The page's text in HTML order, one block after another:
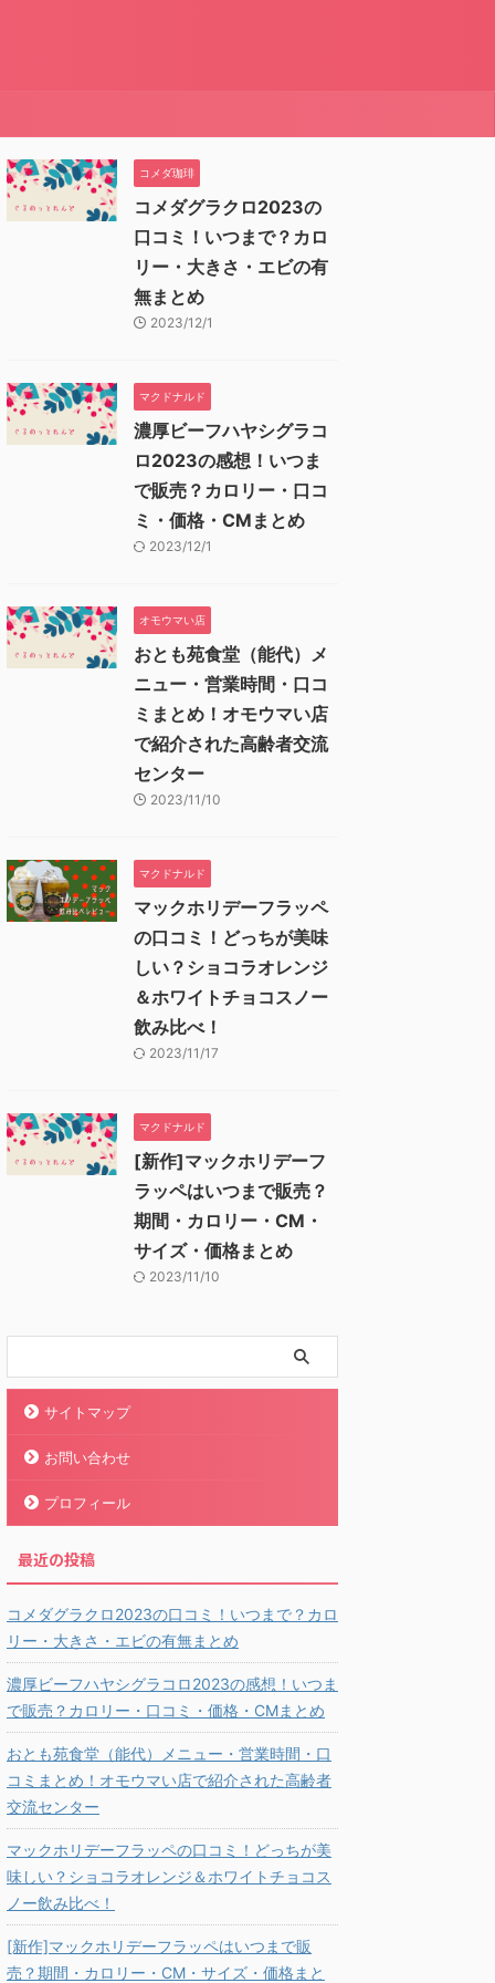
コメダ珈琲
コメダグラクロ2023の
口コミ！いつまで？カロ
リー・大きさ・エビの有
無まとめ
2023/12/1
マクドナルド
濃厚ビーフハヤシグラコ
ロ2023の感想！いつま
で販売？カロリー・口コ
ミ・価格・CMまとめ
2023/12/1
オモウマい店
おとも苑食堂（能代）メ
ニュー・営業時間・口コ
ミまとめ！オモウマい店
で紹介された高齢者交流
センター
2023/11/10
マクドナルド
マックホリデーフラッペ
の口コミ！どっちが美味
しい？ショコラオレンジ
＆ホワイトチョコスノー
飲み比べ！
2023/11/17
マクドナルド
[新作]マックホリデーフ
ラッペはいつまで販売？
期間・カロリー・CM・
サイズ・価格まとめ
2023/11/10
サイトマップ
お問い合わせ
プロフィール
最近の投稿
コメダグラクロ2023の口コミ！いつまで？カロ
リー・大きさ・エビの有無まとめ
濃厚ビーフハヤシグラコロ2023の感想！いつま
で販売？カロリー・口コミ・価格・CMまとめ
おとも苑食堂（能代）メニュー・営業時間・口
コミまとめ！オモウマい店で紹介された高齢者
交流センター
マックホリデーフラッペの口コミ！どっちが美
味しい？ショコラオレンジ＆ホワイトチョコス
ノー飲み比べ！
[新作]マックホリデーフラッペはいつまで販
売？期間・カロリー・CM・サイズ・価格まと